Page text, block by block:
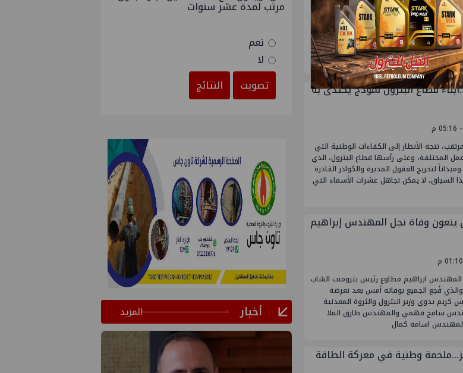
عثمان، مساعد وزير البترول، حضورًا واسعًا
حرص عدد كبير من رؤساء الشركات والقيادات
الذي اقيم بمسجد الرحمن الرحيم بصلاح
، المهندس محمد الشيمي وزير قطاع
قطاع البترول نموذج يُحتذى به
تتجه الأنظار إلى الكفاءات الوطنية التي
المختلفة، وعلى رأسها قطاع البترول، الذي
لتخريج العقول المدبرة والكوادر القادرة
لا يمكن تجاهل عشرات الأسماء التي
ينعون وفاة نجل المهندس إبراهيم
المهندس ابراهيم مطاوع رئيس بترومنت الشاب
لم يتجاوز 13 عاماً والذي فُجع الجميع بوفاته أمس بعد تعرضه
بدوي وزير البترول والثروة المعدنية
سامح فهمي والمهندس طارق الملا
اسامه كمال
وطنية في معركة الطاقة
مرتب لمدة عشر سنوات
نعم
لا
تصويت
النتائج
أخبار المزيد